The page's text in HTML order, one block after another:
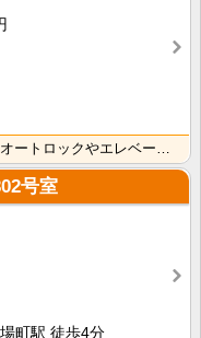
高知駅徒歩圏内！イオン高知も徒歩圏内！オートロックやエレベーターもあり立地でも選ばれる物件★どこに行･･･
号室
町駅 徒歩4分